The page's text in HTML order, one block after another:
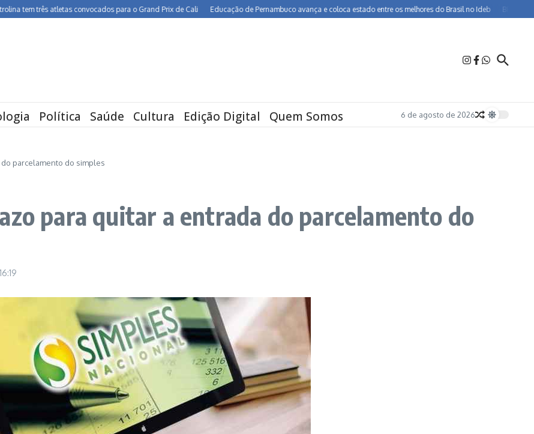
três atletas convocados para o Grand Prix de Cali Educação de Pernambuco avança e coloca estado entre os melhores do Brasil no Ideb BR-232 entra
Política Saúde Cultura Edição Digital Quem Somos 6 de agosto de 2026
parcelamento do simples
para quitar a entrada do parcelamento do
16:19